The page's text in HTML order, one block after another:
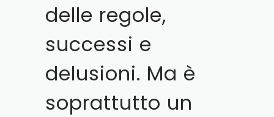
delle regole,
successi e
delusioni. Ma è
soprattutto un